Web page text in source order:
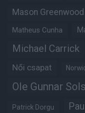
Mason Greenwood
Matheus Cunha
Michael Carrick
Női csapat
Ole Gunnar
Patrick Dorgu